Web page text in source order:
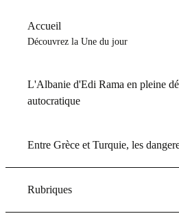
Accueil
Découvrez la Une du jour
L'Albanie d'Edi Rama en pleine
autocratique
Entre Grèce et Turquie, les
Rubriques